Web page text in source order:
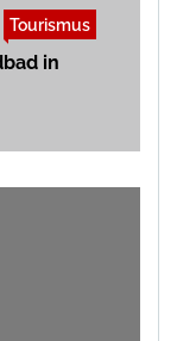
Tourismus
in